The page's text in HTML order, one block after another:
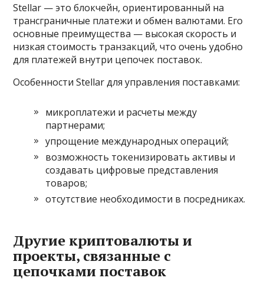
Stellar — это блокчейн, ориентированный на
трансграничные платежи и обмен валютами. Его
основные преимущества — высокая скорость и
низкая стоимость транзакций, что очень удобно
для платежей внутри цепочек поставок.
Особенности Stellar для управления поставками:
микроплатежи и расчеты между
партнерами;
упрощение международных операций;
возможность токенизировать активы и
создавать цифровые представления
товаров;
отсутствие необходимости в посредниках.
Другие криптовалюты и
проекты, связанные с
цепочками поставок